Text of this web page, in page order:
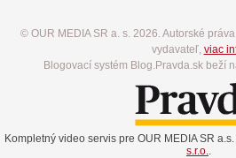
© OUR MEDIA SR a. s. 2026. Autorské
vydavateľ, viac
Blogovací systém Blog.Pravda.sk beží
Kompletný video servis pre OUR MEDIA SR
s.r.o.